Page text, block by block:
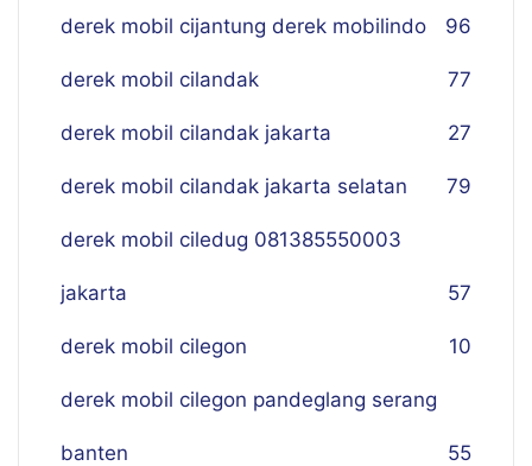
derek mobil cijantung derek mobilindo 96
derek mobil cilandak 77
derek mobil cilandak jakarta 27
derek mobil cilandak jakarta selatan 79
derek mobil ciledug 081385550003
jakarta 57
derek mobil cilegon 10
derek mobil cilegon pandeglang serang
banten 55